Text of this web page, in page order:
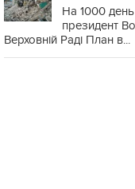
На 1000 день
президент
Верховній Раді План в...